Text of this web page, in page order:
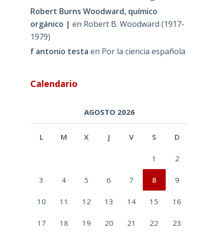
Robert Burns Woodward, químico
orgánico | en Robert B. Woodward (1917-
1979)
f antonio testa en Por la ciencia española
Calendario
AGOSTO 2026
L M X J V S D
1 2
3 4 5 6 7 8 9
10 11 12 13 14 15 16
17 18 19 20 21 22 23